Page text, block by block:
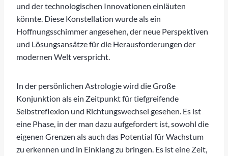
und der technologischen Innovationen einläuten
könnte. Diese Konstellation wurde als ein
Hoffnungsschimmer angesehen, der neue Perspektiven
und Lösungsansätze für die Herausforderungen der
modernen Welt verspricht.
In der persönlichen Astrologie wird die Große
Konjunktion als ein Zeitpunkt für tiefgreifende
Selbstreflexion und Richtungswechsel gesehen. Es ist
eine Phase, in der man dazu aufgefordert ist, sowohl die
eigenen Grenzen als auch das Potential für Wachstum
zu erkennen und in Einklang zu bringen. Es ist eine Zeit,